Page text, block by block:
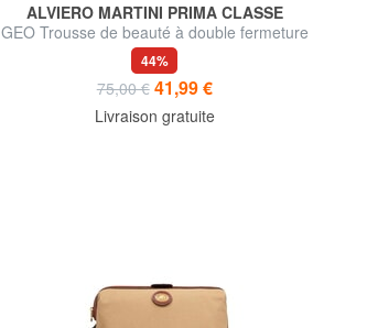
ALVIERO MARTINI PRIMA CLASSE
GEO Trousse de beauté à double fermeture
éclair
44%
75,00 € 41,99 €
Livraison gratuite